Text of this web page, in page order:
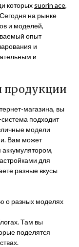
которых suorin ace,
на рынке
и моделей,
опыт
и
и
продукции
магазина, вы
подходит
модели
Вам может
для
разные вкусы
о разных моделях
Там вы
поделятся